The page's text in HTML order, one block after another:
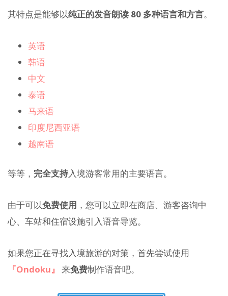
其特点是能够以纯正的发音朗读 80 多种语言和方言。
英语
韩语
中文
泰语
马来语
印度尼西亚语
越南语
等等， 完全支持入境游客常用的主要语言。
由于可以免费使用 ，您可以立即在商店、游客咨询中
心、车站和住宿设施引入语音导览。
如果您正在寻找入境旅游的对策，首先尝试使用
『Ondoku』 来免费制作语音吧。